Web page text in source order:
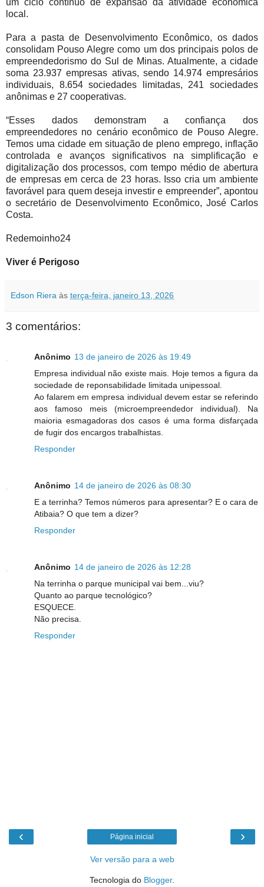
local.
Para a pasta de Desenvolvimento Econômico, os dados
consolidam Pouso Alegre como um dos principais polos de
empreendedorismo do Sul de Minas. Atualmente, a cidade
soma 23.937 empresas ativas, sendo 14.974 empresários
individuais, 8.654 sociedades limitadas, 241 sociedades
anônimas e 27 cooperativas.
“Esses dados demonstram a confiança dos
empreendedores no cenário econômico de Pouso Alegre.
Temos uma cidade em situação de pleno emprego, inflação
controlada e avanços significativos na simplificação e
digitalização dos processos, com tempo médio de abertura
de empresas em cerca de 23 horas. Isso cria um ambiente
favorável para quem deseja investir e empreender”, apontou
o secretário de Desenvolvimento Econômico, José Carlos
Costa.
Redemoinho24
Viver é Perigoso
Edson Riera às terça-feira, janeiro 13, 2026
3 comentários:
Anônimo 13 de janeiro de 2026 às 19:49
Empresa individual não existe mais. Hoje temos a figura da
sociedade de reponsabilidade limitada unipessoal.
Ao falarem em empresa individual devem estar se referindo
aos famoso meis (microempreendedor individual). Na
maioria esmagadoras dos casos é uma forma disfarçada
de fugir dos encargos trabalhistas.
Responder
Anônimo 14 de janeiro de 2026 às 08:30
E a terrinha? Temos números para apresentar? E o cara de
Atibaia? O que tem a dizer?
Responder
Anônimo 14 de janeiro de 2026 às 12:28
Na terrinha o parque municipal vai bem...viu?
Quanto ao parque tecnológico?
ESQUECE.
Não precisa.
Responder
‹ ›
Página inicial
Ver versão para a web
Tecnologia do Blogger.